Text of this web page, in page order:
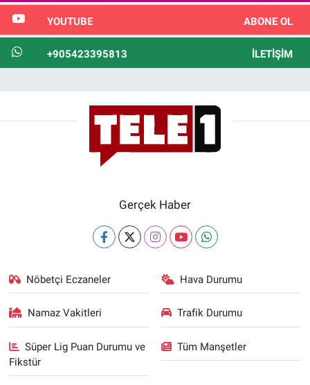
YOUTUBE ABONE OL
+905423395813 İLETIŞIM
Gerçek Haber
Nöbetçi Eczaneler Hava Durumu
Namaz Vakitleri Trafik Durumu
Süper Lig Puan Durumu ve
Fikstür
Tüm Manşetler